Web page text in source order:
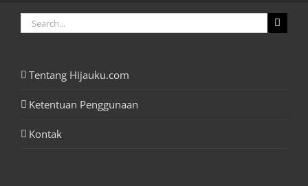
Search
for:
Tentang Hijauku.com
Ketentuan Penggunaan
Kontak